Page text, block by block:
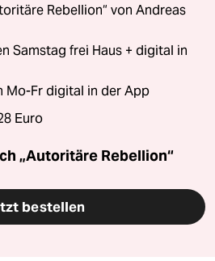
Rebellion“ von Andreas
Samstag frei Haus + digital in
Mo-Fr digital in der App
Euro
„Autoritäre Rebellion“
bestellen